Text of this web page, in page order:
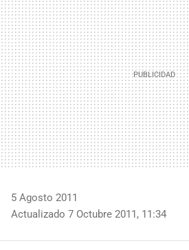
5 Agosto 2011
Actualizado 7 Octubre 2011, 11:34